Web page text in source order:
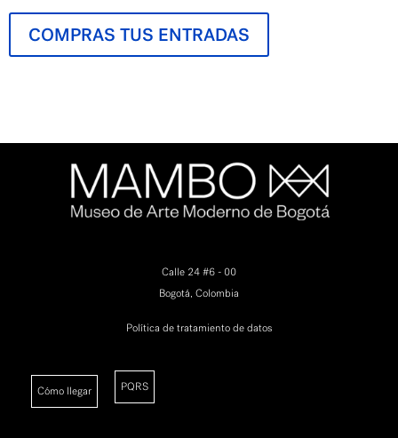
COMPRAS TUS ENTRADAS
Calle 24 #6 - 00
Bogotá, Colombia
Política de tratamiento de datos
Cómo llegar PQRS